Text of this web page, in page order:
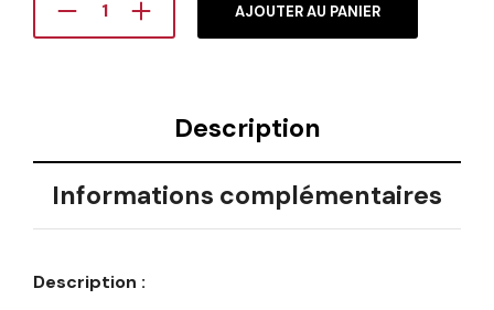
AJOUTER AU PANIER
Description
Informations complémentaires
Description :